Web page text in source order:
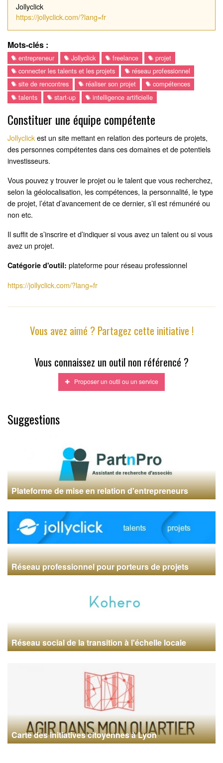
Jollyclick
https://jollyclick.com/?lang=fr
Mots-clés :
entrepreneur Jollyclick freelance
projet
connecter les talents et les projets
réseau professionnel
site de rencontres
réaliser son projet
compétences
talents
start-up intelligence artificielle
Constituer une équipe compétente
Jollyclickest un site mettant en relation des porteurs de projets,
des personnes compétentes dans ces domaines et de potentiels
investisseurs.
Vous pouvez y trouver le projet ou le talent que vous recherchez,
selon la géolocalisation, les compétences, la personnalité, le type
de projet, l’état d’avancement de ce dernier, s’il est rémunéré ou
non etc.
Il suffit de s’inscrire et d’indiquer si vous avez un talent ou si vous
avez un projet.
Catégorie d'outil: plateforme pour réseau professionnel
https://jollyclick.com/?lang=fr
Vous avez aimé ? Partagez cette initiative !
Vous connaissez un outil non référencé ?
Proposer un outil ou un service
Suggestions
Plateforme de mise en relation d'entrepreneurs
Réseau professionnel pour porteurs de projets
Réseau social de la transition à l'échelle locale
Carte des initiatives citoyennes à Lyon